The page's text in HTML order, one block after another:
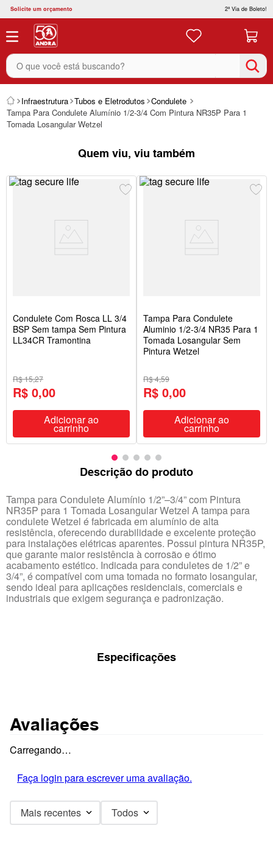
Solicite um orçamento 2ª Via de Boleto!
O que você está buscando?
Infraestrutura Tubos e Eletrodutos Condulete
Tampa Para Condulete Alumínio 1/2-3/4 Com Pintura NR35P Para 1
Tomada Losangular Wetzel
Quem viu, viu também
Condulete Com Rosca LL 3/4
BSP Sem tampa Sem Pintura
LL34CR Tramontina
R$ 15,27
R$ 0,00
Adicionar ao
carrinho
Tampa Para Condulete
Aluminio 1/2-3/4 NR35 Para 1
Tomada Losangular Sem
Pintura Wetzel
R$ 4,59
R$ 0,00
Adicionar ao
carrinho
Descrição do produto
Tampa para Condulete Alumínio 1/2”–3/4” com Pintura
NR35P para 1 Tomada Losangular Wetzel A tampa para
condulete Wetzel é fabricada em alumínio de alta
resistência, oferecendo durabilidade e excelente proteção
para instalações elétricas aparentes. Possui pintura NR35P,
que garante maior resistência à corrosão e ótimo
acabamento estético. Indicada para conduletes de 1/2” e
3/4”, é compatível com uma tomada no formato losangular,
sendo ideal para aplicações residenciais, comerciais e
industriais que exigem segurança e padronização.
Especificações
Avaliações
Carregando…
Faça login para escrever uma avaliação.
Mais recentes Todos